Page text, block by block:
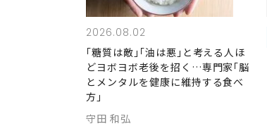
2026.08.02
｢糖質は敵｣｢油は悪｣と考える人ほ
どヨボヨボ老後を招く…専門家｢脳
とメンタルを健康に維持する食べ
方｣
守田 和弘